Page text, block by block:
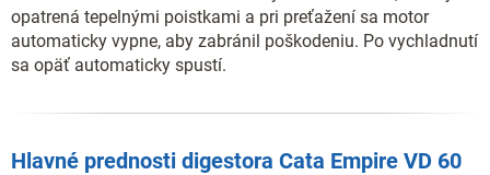
opatrená tepelnými poistkami a pri preťažení sa motor
automaticky vypne, aby zabránil poškodeniu. Po vychladnutí
sa opäť automaticky spustí.
Hlavné prednosti digestora Cata Empire VD 60